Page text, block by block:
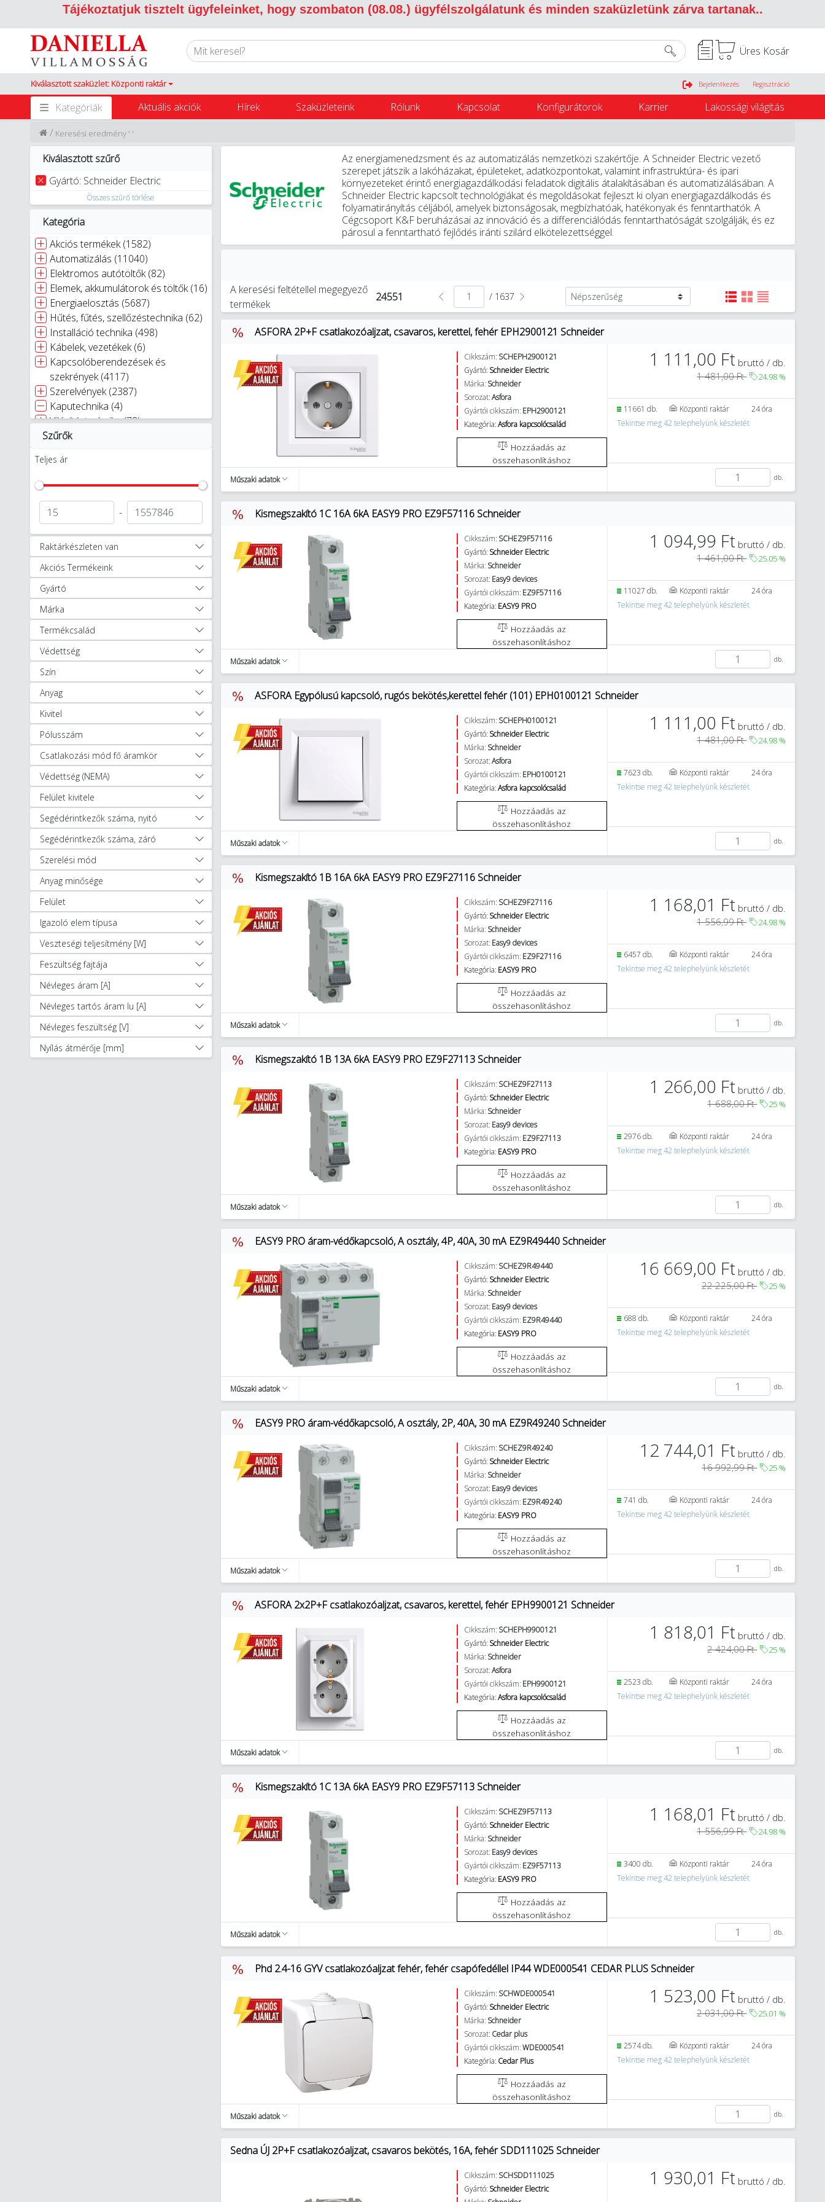
Tájékoztatjuk tisztelt ügyfeleinket, hogy szombaton (08.08.) ügyfélszolgálatunk és minden szaküzletünk zárva tartanak..
Üres Kosár
Kiválasztott szaküzlet: Központi raktár Belépés
Bejelentkezés Regisztráció
Kategóriák Aktuális akciók Hírek Szaküzleteink Rólunk Kapcsolat Konfigurátorok Karrier Lakossági világítás
Keresési eredmény ' '
/
Kiválasztott szűrő
Gyártó: Schneider Electric
Összes szűrő törlése
Kategória
Akciós termékek (1582)
Automatizálás (11040)
Elektromos autótöltők (82)
Elemek, akkumulátorok és töltők (16)
Energiaelosztás (5687)
Hűtés, fűtés, szellőzéstechnika (62)
Installáció technika (498)
Kábelek, vezetékek (6)
Kapcsolóberendezések és
szekrények (4117)
Szerelvények (2387)
Kaputechnika (4)
Világítástechnika (78)
Villámvédelem (94)
Okosotthon megoldások (8)
Szűrők
Teljes ár
-
Raktárkészleten van
Akciós Termékeink
Gyártó
Márka
Termékcsalád
Védettség
Szín
Anyag
Kivitel
Pólusszám
Csatlakozási mód fő áramkör
Védettség (NEMA)
Felület kivitele
Segédérintkezők száma, nyitó
Segédérintkezők száma, záró
Szerelési mód
Anyag minősége
Felület
Igazoló elem típusa
Veszteségi teljesítmény [W]
Feszültség fajtája
Névleges áram [A]
Névleges tartós áram Iu [A]
Névleges feszültség [V]
Nyílás átmérője [mm]
Az energiamenedzsment és az automatizálás nemzetközi szakértője. A Schneider Electric vezető
szerepet játszik a lakóházakat, épületeket, adatközpontokat, valamint infrastruktúra- és ipari
környezeteket érintő energiagazdálkodási feladatok digitális átalakításában és automatizálásában. A
Schneider Electric kapcsolt technológiákat és megoldásokat fejleszt ki olyan energiagazdálkodás és
folyamatirányítás céljából, amelyek biztonságosak, megbízhatóak, hatékonyak és fenntarthatók. A
Cégcsoport K&F beruházásai az innováció és a differenciálódás fenntarthatóságát szolgálják, és ez
párosul a fenntartható fejlődés iránti szilárd elkötelezettséggel.
A keresési feltétellel megegyező
termékek
24551 / 1637
ASFORA 2P+F csatlakozóaljzat, csavaros, kerettel, fehér EPH2900121 Schneider
Cikkszám: SCHEPH2900121
Gyártó: Schneider Electric
Márka: Schneider
Sorozat:Asfora
Gyártói cikkszám: EPH2900121
Kategória:Asfora kapcsolócsalád
összehasonlításhoz
Műszaki adatok
1 111,00 Ft bruttó / db.
1 481,00 Ft
24.98 %
11661 db. Központi raktár
24 óra
Tekintse meg 42 telephelyünk készletét
db.
Kismegszakító 1C 16A 6kA EASY9 PRO EZ9F57116 Schneider
Cikkszám: SCHEZ9F57116
Gyártó: Schneider Electric
Márka: Schneider
Sorozat: Easy9 devices
Gyártói cikkszám: EZ9F57116
Kategória: EASY9 PRO
összehasonlításhoz
Műszaki adatok
1 094,99 Ft bruttó / db.
1 461,00 Ft
25.05 %
11027 db. Központi raktár
24 óra
Tekintse meg 42 telephelyünk készletét
db.
ASFORA Egypólusú kapcsoló, rugós bekötés,kerettel fehér (101) EPH0100121 Schneider
Cikkszám: SCHEPH0100121
Gyártó: Schneider Electric
Márka: Schneider
Sorozat:Asfora
Gyártói cikkszám: EPH0100121
Kategória:Asfora kapcsolócsalád
összehasonlításhoz
Műszaki adatok
1 111,00 Ft bruttó / db.
1 481,00 Ft
24.98 %
7623 db. Központi raktár
24 óra
Tekintse meg 42 telephelyünk készletét
db.
Kismegszakító 1B 16A 6kA EASY9 PRO EZ9F27116 Schneider
Cikkszám: SCHEZ9F27116
Gyártó: Schneider Electric
Márka: Schneider
Sorozat: Easy9 devices
Gyártói cikkszám: EZ9F27116
Kategória: EASY9 PRO
összehasonlításhoz
Műszaki adatok
1 168,01 Ft bruttó / db.
1 556,99 Ft
24.98 %
6457 db. Központi raktár
24 óra
Tekintse meg 42 telephelyünk készletét
db.
Kismegszakító 1B 13A 6kA EASY9 PRO EZ9F27113 Schneider
Cikkszám: SCHEZ9F27113
Gyártó: Schneider Electric
Márka: Schneider
Sorozat: Easy9 devices
Gyártói cikkszám: EZ9F27113
Kategória: EASY9 PRO
összehasonlításhoz
Műszaki adatok
1 266,00 Ft bruttó / db.
1 688,00 Ft
25 %
2976 db. Központi raktár
24 óra
Tekintse meg 42 telephelyünk készletét
db.
EASY9 PRO áram-védőkapcsoló, A osztály, 4P, 40A, 30 mA EZ9R49440 Schneider
Cikkszám: SCHEZ9R49440
Gyártó: Schneider Electric
Márka: Schneider
Sorozat: Easy9 devices
Gyártói cikkszám: EZ9R49440
Kategória: EASY9 PRO
összehasonlításhoz
Műszaki adatok
16 669,00 Ft bruttó / db.
22 225,00 Ft
25 %
688 db. Központi raktár
24 óra
Tekintse meg 42 telephelyünk készletét
db.
EASY9 PRO áram-védőkapcsoló, A osztály, 2P, 40A, 30 mA EZ9R49240 Schneider
Cikkszám: SCHEZ9R49240
Gyártó: Schneider Electric
Márka: Schneider
Sorozat: Easy9 devices
Gyártói cikkszám: EZ9R49240
Kategória: EASY9 PRO
összehasonlításhoz
Műszaki adatok
12 744,01 Ft bruttó / db.
16 992,99 Ft
25 %
741 db. Központi raktár
24 óra
Tekintse meg 42 telephelyünk készletét
db.
ASFORA 2x2P+F csatlakozóaljzat, csavaros, kerettel, fehér EPH9900121 Schneider
Cikkszám: SCHEPH9900121
Gyártó: Schneider Electric
Márka: Schneider
Sorozat:Asfora
Gyártói cikkszám: EPH9900121
Kategória:Asfora kapcsolócsalád
összehasonlításhoz
Műszaki adatok
1 818,01 Ft bruttó / db.
2 424,00 Ft
25 %
2523 db. Központi raktár
24 óra
Tekintse meg 42 telephelyünk készletét
db.
Kismegszakító 1C 13A 6kA EASY9 PRO EZ9F57113 Schneider
Cikkszám: SCHEZ9F57113
Gyártó: Schneider Electric
Márka: Schneider
Sorozat: Easy9 devices
Gyártói cikkszám: EZ9F57113
Kategória: EASY9 PRO
összehasonlításhoz
Műszaki adatok
1 168,01 Ft bruttó / db.
1 556,99 Ft
24.98 %
3400 db. Központi raktár
24 óra
Tekintse meg 42 telephelyünk készletét
db.
Phd 2.4-16 GYV csatlakozóaljzat fehér, fehér csapófedéllel IP44 WDE000541 CEDAR PLUS Schneider
Cikkszám: SCHWDE000541
Gyártó: Schneider Electric
Márka: Schneider
Sorozat: Cedar plus
Gyártói cikkszám:WDE000541
Kategória: Cedar Plus
összehasonlításhoz
Műszaki adatok
1 523,00 Ft bruttó / db.
2 031,00 Ft
25.01 %
2574 db. Központi raktár
24 óra
Tekintse meg 42 telephelyünk készletét
db.
Sedna ÚJ 2P+F csatlakozóaljzat, csavaros bekötés, 16A, fehér SDD111025 Schneider
Cikkszám: SCHSDD111025
Gyártó: Schneider Electric
1 930,01 Ft bruttó / db.